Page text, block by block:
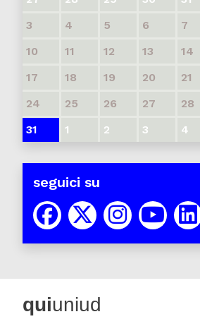
3
4 5 6 7
10
11 12 13 14
17
18 19 20 21
24
25 26 27 28
31
1 2 3 4
seguici su
quiuniud